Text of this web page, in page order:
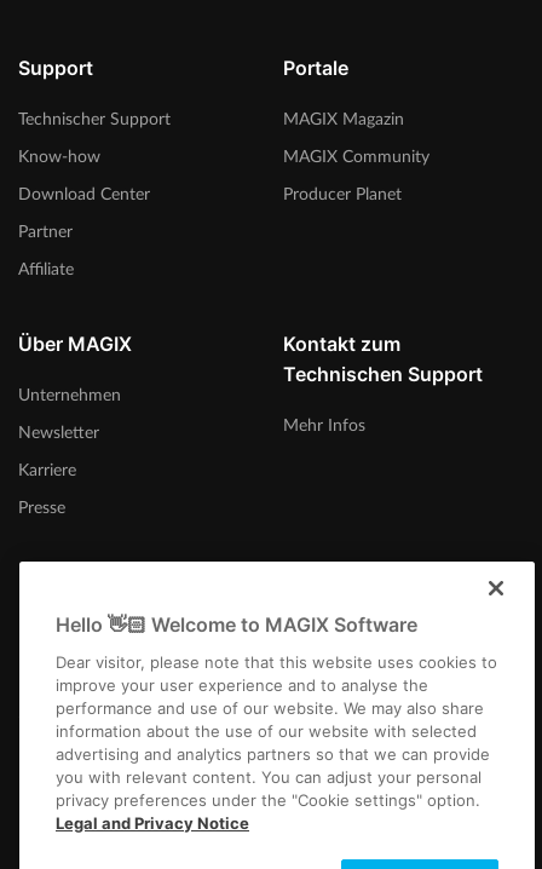
Support
Technischer Support
Know-how
Download Center
Partner
Affiliate
Portale
MAGIX Magazin
MAGIX Community
Producer Planet
Über MAGIX
Unternehmen
Newsletter
Karriere
Presse
Kontakt zum
Technischen Support
Mehr Infos
Österreich
ImpressumAGBGewinnspiel AGBDatenschutzCookie-Einstellungen
EULA Zahlung / Versand
Hello 👋🏻 Welcome to MAGIX Software
Dear visitor, please note that this website uses cookies to
improve your user experience and to analyse the
performance and use of our website. We may also share
information about the use of our website with selected
advertising and analytics partners so that we can provide
you with relevant content. You can adjust your personal
privacy preferences under the "Cookie settings" option.
Legal and Privacy Notice